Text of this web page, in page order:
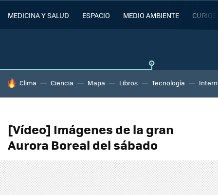
MEDICINA Y SALUD ESPACIO MEDIO AMBIENTE
HOY SE HABLA DE
Clima Ciencia Mapa Libros Tecnología
[Vídeo] Imágenes de la gran
Aurora Boreal del sábado